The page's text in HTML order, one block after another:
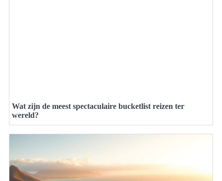
Wat zijn de meest spectaculaire bucketlist reizen ter
wereld?